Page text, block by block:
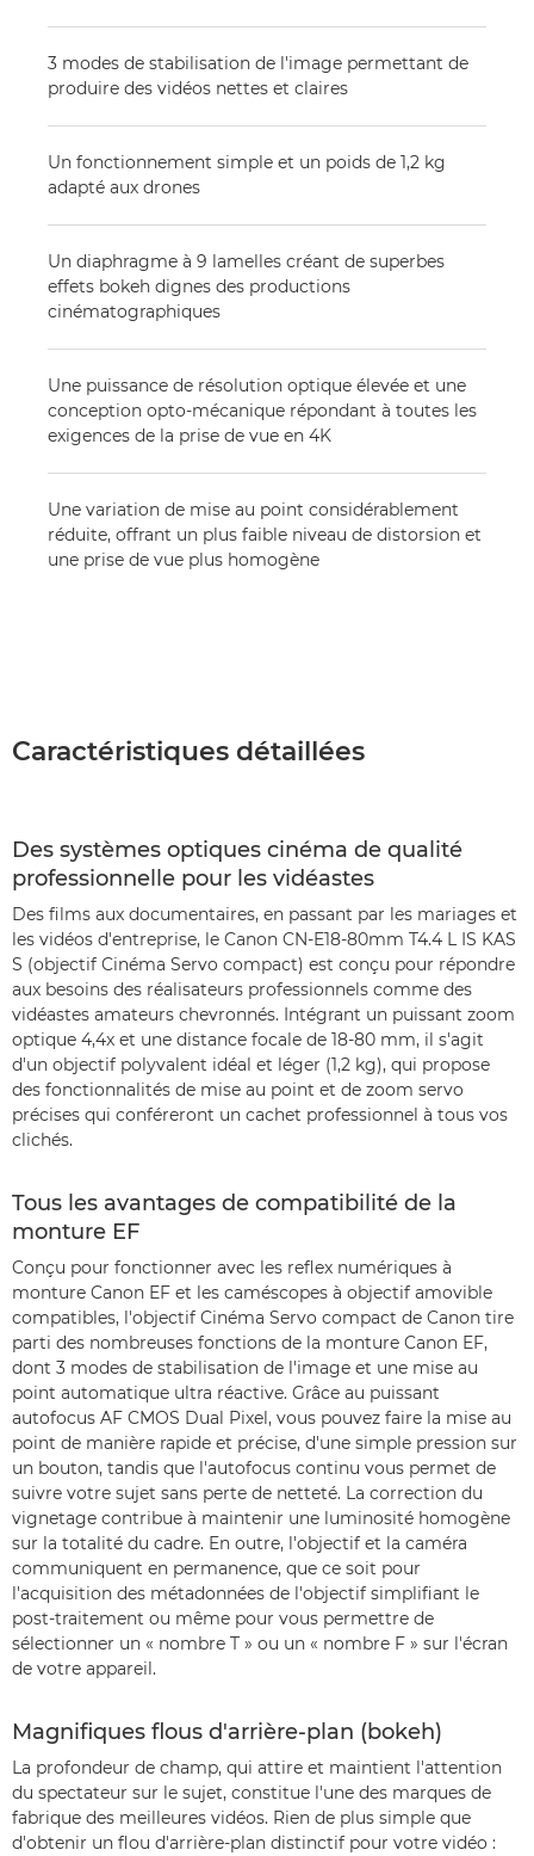
3 modes de stabilisation de l'image permettant de
produire des vidéos nettes et claires
Un fonctionnement simple et un poids de 1,2 kg
adapté aux drones
Un diaphragme à 9 lamelles créant de superbes
effets bokeh dignes des productions
cinématographiques
Une puissance de résolution optique élevée et une
conception opto-mécanique répondant à toutes les
exigences de la prise de vue en 4K
Une variation de mise au point considérablement
réduite, offrant un plus faible niveau de distorsion et
une prise de vue plus homogène
Caractéristiques détaillées
Des systèmes optiques cinéma de qualité
professionnelle pour les vidéastes
Des films aux documentaires, en passant par les mariages et
les vidéos d'entreprise, le Canon CN-E18-80mm T4.4 L IS KAS
S (objectif Cinéma Servo compact) est conçu pour répondre
aux besoins des réalisateurs professionnels comme des
vidéastes amateurs chevronnés. Intégrant un puissant zoom
optique 4,4x et une distance focale de 18-80 mm, il s'agit
d'un objectif polyvalent idéal et léger (1,2 kg), qui propose
des fonctionnalités de mise au point et de zoom servo
précises qui conféreront un cachet professionnel à tous vos
clichés.
Tous les avantages de compatibilité de la
monture EF
Conçu pour fonctionner avec les reflex numériques à
monture Canon EF et les caméscopes à objectif amovible
compatibles, l'objectif Cinéma Servo compact de Canon tire
parti des nombreuses fonctions de la monture Canon EF,
dont 3 modes de stabilisation de l'image et une mise au
point automatique ultra réactive. Grâce au puissant
autofocus AF CMOS Dual Pixel, vous pouvez faire la mise au
point de manière rapide et précise, d'une simple pression sur
un bouton, tandis que l'autofocus continu vous permet de
suivre votre sujet sans perte de netteté. La correction du
vignetage contribue à maintenir une luminosité homogène
sur la totalité du cadre. En outre, l'objectif et la caméra
communiquent en permanence, que ce soit pour
l'acquisition des métadonnées de l'objectif simplifiant le
post-traitement ou même pour vous permettre de
sélectionner un « nombre T » ou un « nombre F » sur l'écran
de votre appareil.
Magnifiques flous d'arrière-plan (bokeh)
La profondeur de champ, qui attire et maintient l'attention
du spectateur sur le sujet, constitue l'une des marques de
fabrique des meilleures vidéos. Rien de plus simple que
d'obtenir un flou d'arrière-plan distinctif pour votre vidéo :